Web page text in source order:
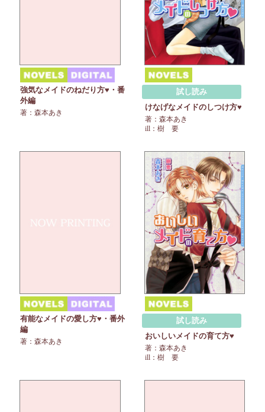
強気なメイドのねだり方♥・番
外編
著：森本あき
試し読み
けなげなメイドのしつけ方♥
著：森本あき
ill：樹 要
有能なメイドの愛し方♥・番外
編
著：森本あき
試し読み
おいしいメイドの育て方♥
著：森本あき
ill：樹 要